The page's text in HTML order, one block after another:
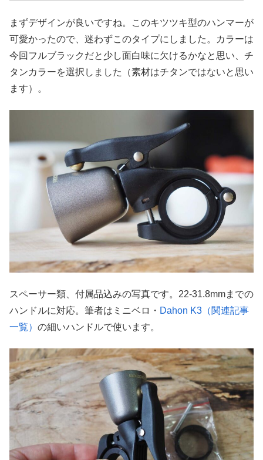
まずデザインが良いですね。このキツツキ型のハンマーが
可愛かったので、迷わずこのタイプにしました。カラーは
今回フルブラックだと少し面白味に欠けるかなと思い、チ
タンカラーを選択しました（素材はチタンではないと思い
ます）。
スペーサー類、付属品込みの写真です。22-31.8mmまでの
ハンドルに対応。筆者はミニベロ・ Dahon K3（関連記事
一覧） の細いハンドルで使います。